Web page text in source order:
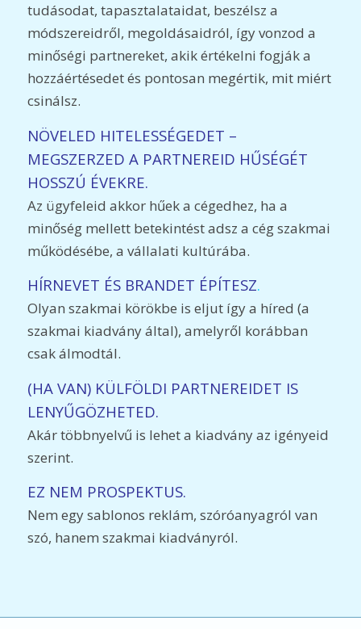
tudásodat, tapasztalataidat, beszélsz a
módszereidről, megoldásaidról, így vonzod a
minőségi partnereket, akik értékelni fogják a
hozzáértésedet és pontosan megértik, mit miért
csinálsz.
NÖVELED HITELESSÉGEDET –
MEGSZERZED A PARTNEREID HŰSÉGÉT
HOSSZÚ ÉVEKRE.
Az ügyfeleid akkor hűek a cégedhez, ha a
minőség mellett betekintést adsz a cég szakmai
működésébe, a vállalati kultúrába.
HÍRNEVET ÉS BRANDET ÉPÍTESZ.
Olyan szakmai körökbe is eljut így a híred (a
szakmai kiadvány által), amelyről korábban
csak álmodtál.
(HA VAN) KÜLFÖLDI PARTNEREIDET IS
LENYŰGÖZHETED.
Akár többnyelvű is lehet a kiadvány az igényeid
szerint.
EZ NEM PROSPEKTUS.
Nem egy sablonos reklám, szóróanyagról van
szó, hanem szakmai kiadványról.